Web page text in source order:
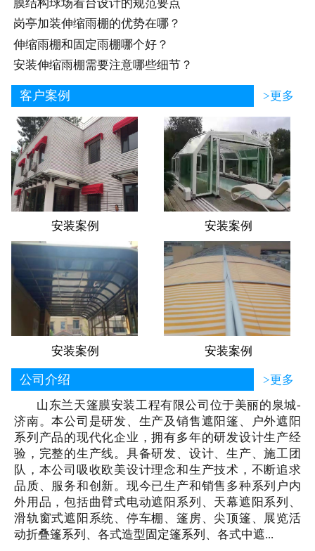
膜结构球场看台设计的规范要点
岗亭加装伸缩雨棚的优势在哪？
伸缩雨棚和固定雨棚哪个好？
安装伸缩雨棚需要注意哪些细节？
客户案例 >更多
安装案例 安装案例
安装案例 安装案例
公司介绍
>更多
山东兰天篷膜安装工程有限公司位于美丽的泉城-
济南。本公司是研发、生产及销售遮阳篷、户外遮阳
系列产品的现代化企业，拥有多年的研发设计生产经
验，完整的生产线。具备研发、设计、生产、施工团
队，本公司吸收欧美设计理念和生产技术，不断追求
品质、服务和创新。现今已生产和销售多种系列户内
外用品，包括曲臂式电动遮阳系列、天幕遮阳系列、
滑轨窗式遮阳系统、停车棚、篷房、尖顶篷、展览活
动折叠篷系列、各式造型固定篷系列、各式中遮...